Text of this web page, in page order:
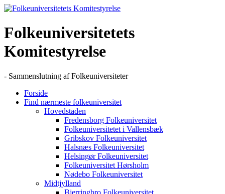
Skip
content
Folkeuniversitetets
Komitestyrelse
- Sammenslutning af Folkeuniversiteter
Forside
Find nærmeste folkeuniversitet
Hovedstaden
Fredensborg Folkeuniversitet
Folkeuniversitetet i Vallensbæk
Gribskov Folkeuniversitet
Halsnæs Folkeuniversitet
Helsingør Folkeuniversitet
Folkeuniversitet Hørsholm
Nødebo Folkeuniversitet
Midtjylland
Bjerringbro Folkeuniversitet